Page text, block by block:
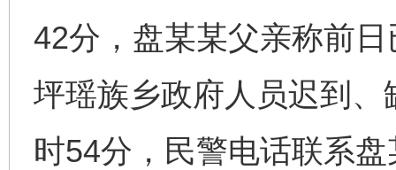
42分，盘某某父亲称前
坪瑶族乡政府人员迟到
时54分，民警电话联系